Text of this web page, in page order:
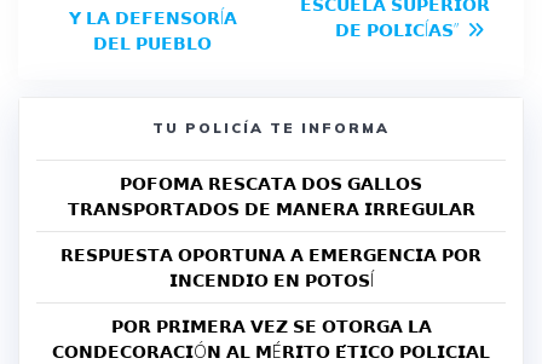
𝗬 𝗟𝗔 𝗗𝗘𝗙𝗘𝗡𝗦𝗢𝗥Í𝗔
𝗗𝗘𝗟 𝗣𝗨𝗘𝗕𝗟𝗢
𝗗𝗘 𝗣𝗢𝗟𝗜𝗖Í𝗔𝗦”
TU POLICÍA TE INFORMA
𝗣𝗢𝗙𝗢𝗠𝗔 𝗥𝗘𝗦𝗖𝗔𝗧𝗔 𝗗𝗢𝗦 𝗚𝗔𝗟𝗟𝗢𝗦
𝗧𝗥𝗔𝗡𝗦𝗣𝗢𝗥𝗧𝗔𝗗𝗢𝗦 𝗗𝗘 𝗠𝗔𝗡𝗘𝗥𝗔 𝗜𝗥𝗥𝗘𝗚𝗨𝗟𝗔𝗥
𝗥𝗘𝗦𝗣𝗨𝗘𝗦𝗧𝗔 𝗢𝗣𝗢𝗥𝗧𝗨𝗡𝗔 𝗔 𝗘𝗠𝗘𝗥𝗚𝗘𝗡𝗖𝗜𝗔 𝗣𝗢𝗥
𝗜𝗡𝗖𝗘𝗡𝗗𝗜𝗢 𝗘𝗡 𝗣𝗢𝗧𝗢𝗦Í
𝗣𝗢𝗥 𝗣𝗥𝗜𝗠𝗘𝗥𝗔 𝗩𝗘𝗭 𝗦𝗘 𝗢𝗧𝗢𝗥𝗚𝗔 𝗟𝗔
𝗖𝗢𝗡𝗗𝗘𝗖𝗢𝗥𝗔𝗖𝗜Ó𝗡 𝗔𝗟 𝗠É𝗥𝗜𝗧𝗢 𝗘́𝗧𝗜𝗖𝗢 𝗣𝗢𝗟𝗜𝗖𝗜𝗔𝗟